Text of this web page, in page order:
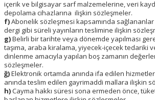
içerik ve bilgisayar sarf malzemelerine, veri
depolama cihazlarına ilişkin sözleşmeler.
f)Abonelik sözleşmesi kapsamında sağlananlar
dergi gibi süreli yayınların teslimine ilişkin
g)Belirli bir tarihte veya dönemde yapılması
taşıma, araba kiralama, yiyecek-içecek tedariki
dinlenme amacıyla yapılan boş zamanın
sözleşmeler.
ğ)Elektronik ortamda anında ifa edilen
anında teslim edilen gayrimaddi mallara ilişkin
h)Cayma hakkı süresi sona ermeden önce,